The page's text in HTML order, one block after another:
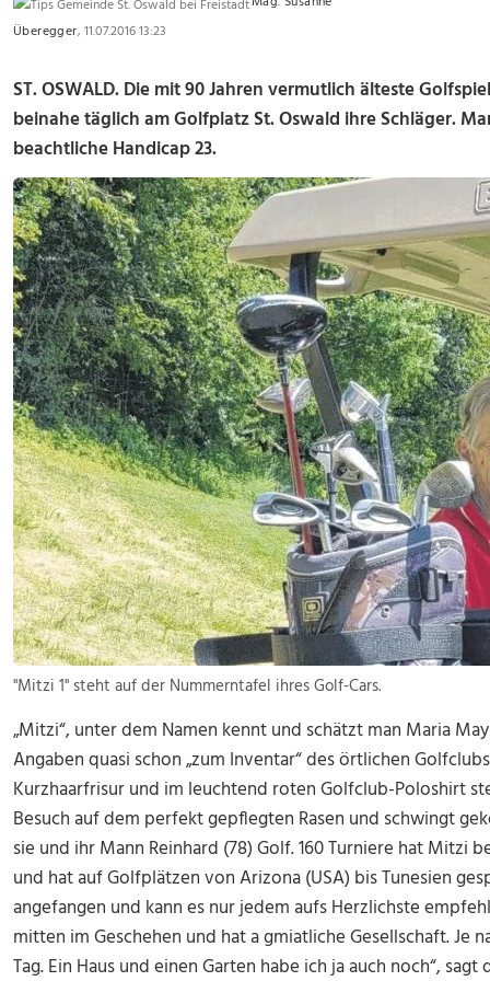
Überegger, 11.07.2016 13:23
ST. OSWALD. Die mit 90 Jahren vermutlich älteste
beinahe täglich am Golfplatz St. Oswald ihre Schläger.
beachtliche Handicap 23.
"Mitzi 1" steht auf der Nummerntafel ihres Golf-Cars.
„Mitzi“, unter dem Namen kennt und schätzt man Maria
Angaben quasi schon „zum Inventar“ des örtlichen
Kurzhaarfrisur und im leuchtend roten Golfclub-Poloshirt
Besuch auf dem perfekt gepflegten Rasen und schwingt
sie und ihr Mann Reinhard (78) Golf. 160 Turniere hat
und hat auf Golfplätzen von Arizona (USA) bis Tunesien
angefangen und kann es nur jedem aufs Herzlichste
mitten im Geschehen und hat a gmiatliche Gesellschaft.
Tag. Ein Haus und einen Garten habe ich ja auch noch“,